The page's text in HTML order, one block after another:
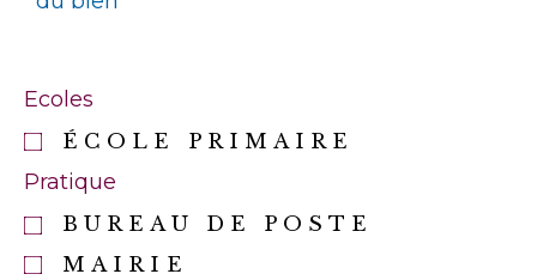
Ecoles
ÉCOLE PRIMAIRE
Pratique
BUREAU DE POSTE
MAIRIE